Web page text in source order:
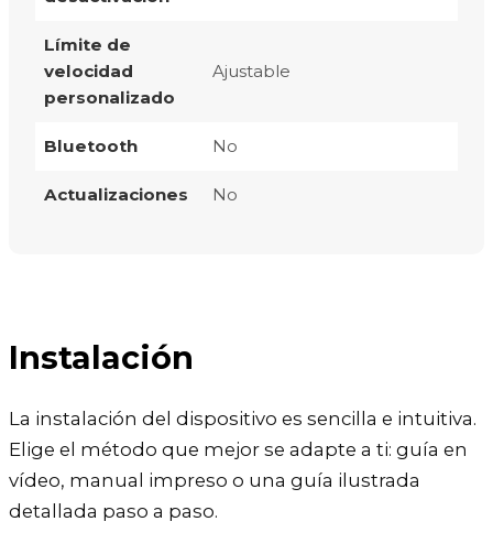
Límite de
velocidad
personalizado
Ajustable
Bluetooth No
Actualizaciones No
Instalación
La instalación del dispositivo es sencilla e intuitiva.
Elige el método que mejor se adapte a ti: guía en
vídeo, manual impreso o una guía ilustrada
detallada paso a paso.